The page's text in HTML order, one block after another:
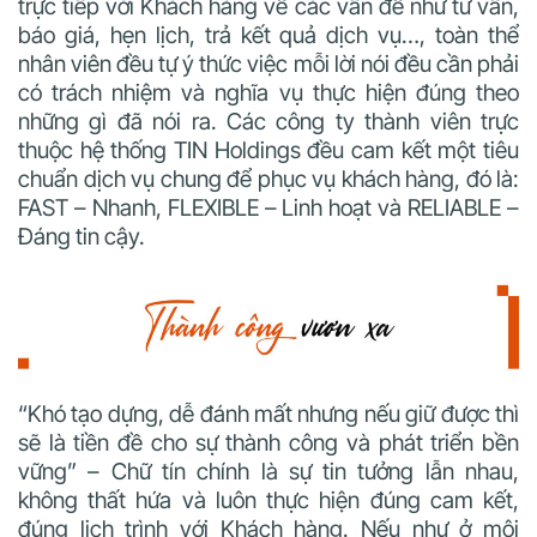
trực tiếp với Khách hàng về các vấn đề như tư vấn,
báo giá, hẹn lịch, trả kết quả dịch vụ…, toàn thể
nhân viên đều tự ý thức việc mỗi lời nói đều cần phải
có trách nhiệm và nghĩa vụ thực hiện đúng theo
những gì đã nói ra. Các công ty thành viên trực
thuộc hệ thống TIN Holdings đều cam kết một tiêu
chuẩn dịch vụ chung để phục vụ khách hàng, đó là:
FAST – Nhanh, FLEXIBLE – Linh hoạt và RELIABLE –
Đáng tin cậy.
“Khó tạo dựng, dễ đánh mất nhưng nếu giữ được thì
sẽ là tiền đề cho sự thành công và phát triển bền
vững” – Chữ tín chính là sự tin tưởng lẫn nhau,
không thất hứa và luôn thực hiện đúng cam kết,
đúng lịch trình với Khách hàng. Nếu như ở môi